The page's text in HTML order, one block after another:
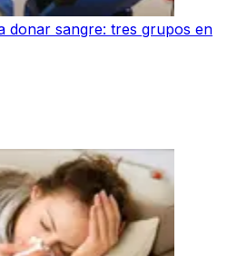
donar sangre: tres grupos en